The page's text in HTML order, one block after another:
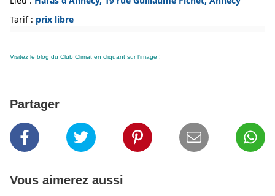
Tarif : prix libre
Visitez le blog du Club Climat en cliquant sur l'image !
Partager
Vous aimerez aussi